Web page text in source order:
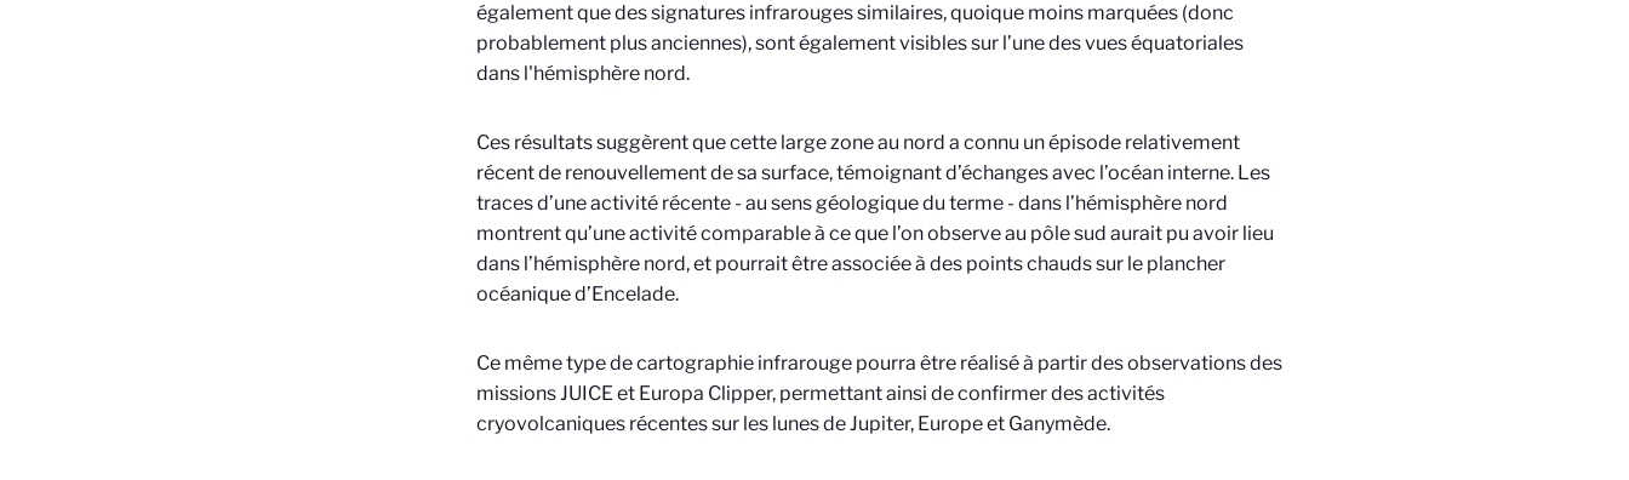
également que des signatures infrarouges similaires, quoique moins marquées (donc
probablement plus anciennes), sont également visibles sur l’une des vues équatoriales
dans l'hémisphère nord.
Ces résultats suggèrent que cette large zone au nord a connu un épisode relativement
récent de renouvellement de sa surface, témoignant d’échanges avec l’océan interne. Les
traces d’une activité récente - au sens géologique du terme - dans l’hémisphère nord
montrent qu’une activité comparable à ce que l’on observe au pôle sud aurait pu avoir lieu
dans l’hémisphère nord, et pourrait être associée à des points chauds sur le plancher
océanique d’Encelade.
Ce même type de cartographie infrarouge pourra être réalisé à partir des observations des
missions JUICE et Europa Clipper, permettant ainsi de confirmer des activités
cryovolcaniques récentes sur les lunes de Jupiter, Europe et Ganymède.